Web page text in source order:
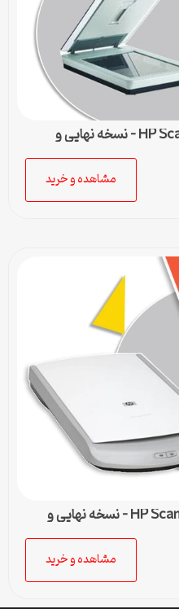
دانلود درایور اسکنر HP Scanjet 3800 – نسخه نهایی و
مشاهده و خرید
دانلود درایور اسکنر HP Scanjet G2410 – نسخه نهایی و
مشاهده و خرید